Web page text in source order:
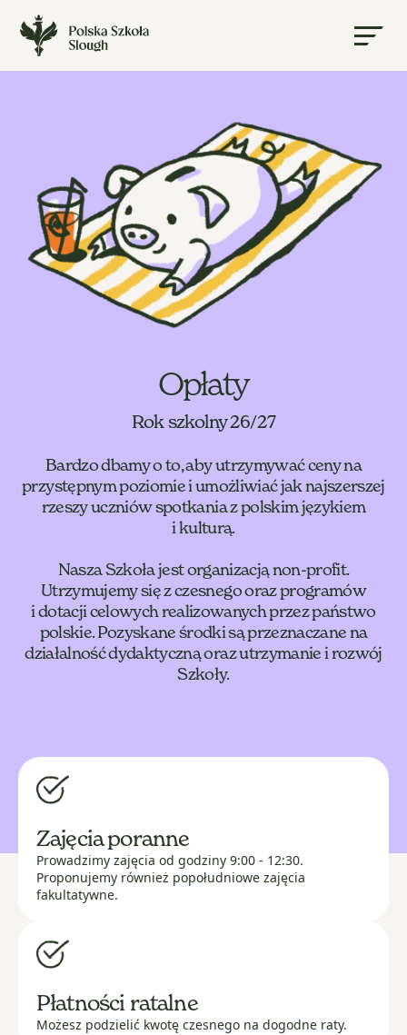
Opłaty
Rok szkolny 26/27
Bardzo dbamy o to, aby utrzymywać ceny na
przystępnym poziomie i umożliwiać jak najszerszej
rzeszy uczniów spotkania z polskim językiem
i kulturą.
Nasza Szkoła jest organizacją non-profit.
Utrzymujemy się z czesnego oraz programów
i dotacji celowych realizowanych przez państwo
polskie. Pozyskane środki są przeznaczane na
działalność dydaktyczną oraz utrzymanie i rozwój
Szkoły.
Zajęcia poranne
Prowadzimy zajęcia od godziny 9:00 - 12:30.
Proponujemy również popołudniowe zajęcia
fakultatywne.
Płatności ratalne
Możesz podzielić kwotę czesnego na dogodne raty.